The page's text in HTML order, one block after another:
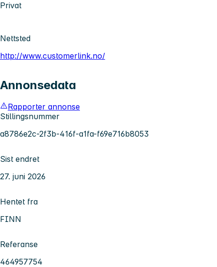
Privat
Nettsted
http://www.customerlink.no/
Annonsedata
Rapporter annonse
Stillingsnummer
a8786e2c-2f3b-416f-a1fa-f69e716b8053
Sist endret
27. juni 2026
Hentet fra
FINN
Referanse
464957754